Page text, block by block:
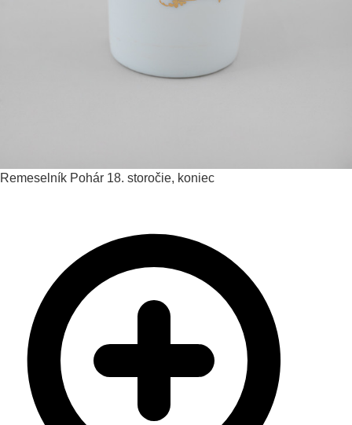
Remeselník Pohár 18. storočie, koniec